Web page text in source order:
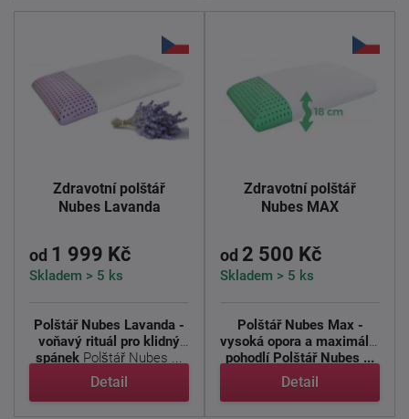
Zdravotní polštář
Nubes Lavanda
od 1 999 Kč
Skladem > 5 ks
Polštář Nubes Lavanda -
voňavý rituál pro klidný
spánek Polštář Nubes ...
Detail
Zdravotní polštář
Nubes MAX
od 2 500 Kč
Skladem > 5 ks
Polštář Nubes Max -
vysoká opora a maximální
pohodlí Polštář Nubes ...
Detail